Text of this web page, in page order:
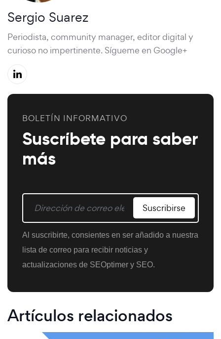
Sergio Suarez
Periodista, community manager, editor digital y
curioso no impertinente. Sígueme en Google+
BOLETÍN INFORMATIVO
Suscríbete para saber
más
Suscribirse
Al suscribirte, consientes en ser añadido a nuestra
lista de correo para recibir noticias y
actualizaciones de SEOptimer y SEO.
Artículos relacionados